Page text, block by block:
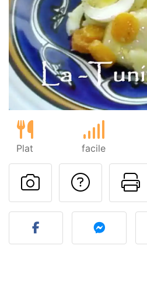
Plat facile
Publier